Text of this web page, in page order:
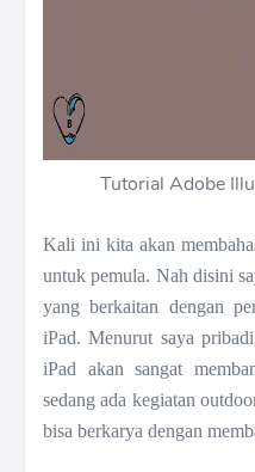
Tutorial Adobe
Kali ini kita akan
untuk pemula. Nah disini
yang berkaitan dengan
iPad. Menurut saya
iPad akan sangat
sedang ada kegiatan
bisa berkarya dengan